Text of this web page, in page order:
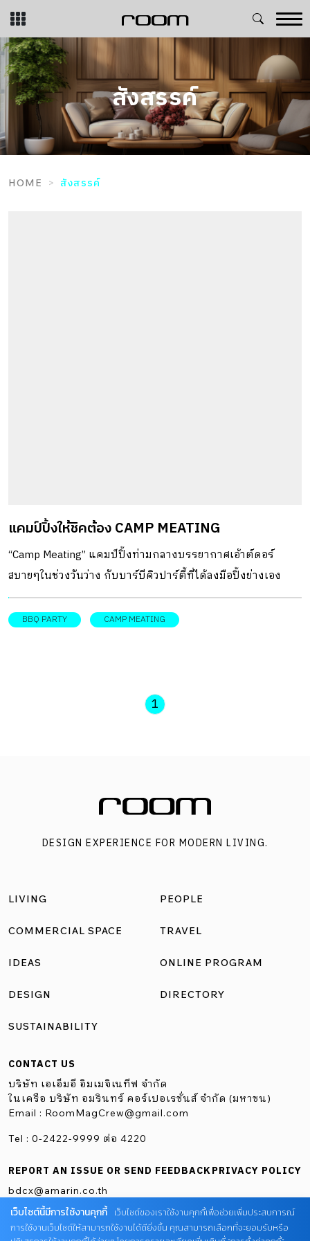
Skip
content
สังสรรค์
HOME สังสรรค์
แคมป์ปิ้งให้ชิคต้อง CAMP MEATING
“Camp Meating” แคมป์ปิ้งท่ามกลางบรรยากาศเอ้าต์ดอร์
สบายๆในช่วงวันว่าง กับบาร์บีคิวปาร์ตี้ที่ได้ลงมือปิ้งย่างเอง
BBQ PARTY CAMP MEATING
1
DESIGN EXPERIENCE FOR MODERN LIVING.
LIVING
COMMERCIAL SPACE
IDEAS
DESIGN
SUSTAINABILITY
PEOPLE
TRAVEL
ONLINE PROGRAM
DIRECTORY
CONTACT US
บริษัท เอเอ็มอี อิมเมจิเนทีฟ จำกัด
ในเครือ บริษัท อมรินทร์ คอร์เปอเรชั่นส์ จำกัด (มหาชน)
Email : RoomMagCrew@gmail.com
Tel : 0-2422-9999 ต่อ 4220
REPORT AN ISSUE OR SEND FEEDBACK
bdcx@amarin.co.th
PRIVACY POLICY
เว็บไซต์นี้มีการใช้งานคุกกี้
เว็บไซต์ของเราใช้งานคุกกี้เพื่อช่วยเพิ่มประสบการณ์
การใช้งานเว็บไซต์ให้สามารถใช้งานได้ดียิ่งขึ้น คุณสามารถเลือกที่จะยอมรับหรือ